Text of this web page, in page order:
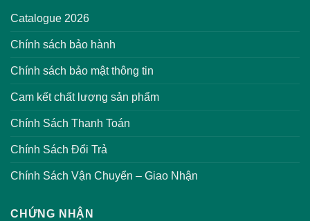
Catalogue 2026
Chính sách bảo hành
Chính sách bảo mật thông tin
Cam kết chất lượng sản phẩm
Chính Sách Thanh Toán
Chính Sách Đổi Trả
Chính Sách Vận Chuyển – Giao Nhận
CHỨNG NHẬN